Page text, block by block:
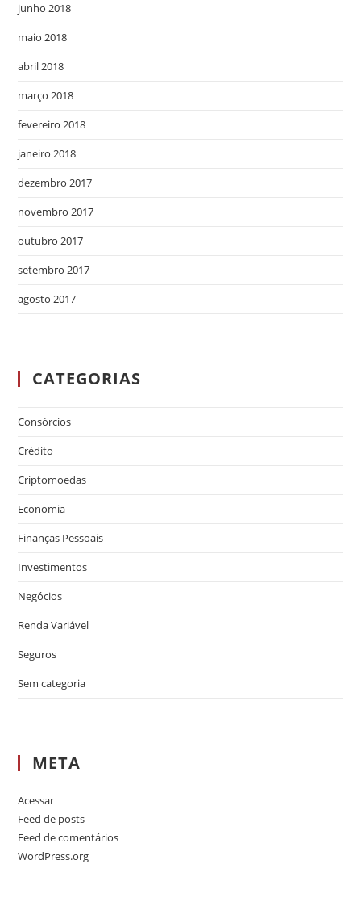
junho 2018
maio 2018
abril 2018
março 2018
fevereiro 2018
janeiro 2018
dezembro 2017
novembro 2017
outubro 2017
setembro 2017
agosto 2017
CATEGORIAS
Consórcios
Crédito
Criptomoedas
Economia
Finanças Pessoais
Investimentos
Negócios
Renda Variável
Seguros
Sem categoria
META
Acessar
Feed de posts
Feed de comentários
WordPress.org